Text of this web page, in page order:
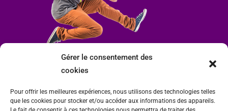
Gérer le consentement des
cookies
Pour offrir les meilleures expériences, nous utilisons des technologies telles
que les cookies pour stocker et/ou accéder aux informations des appareils.